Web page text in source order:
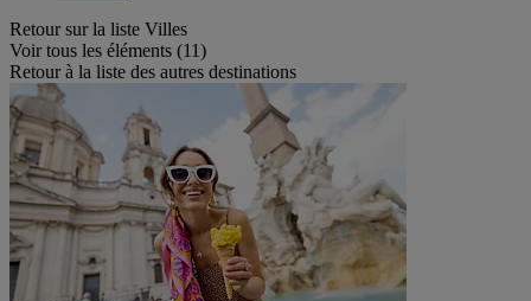
Retour sur la liste Villes
Voir tous les éléments (11)
Retour à la liste des autres destinations